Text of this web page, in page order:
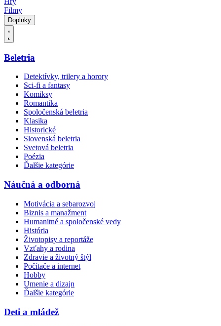
Filmy
Doplnky
Beletria
Detektívky, trilery a horory
Sci-fi a fantasy
Komiksy
Romantika
Spoločenská beletria
Klasika
Historické
Slovenská beletria
Svetová beletria
Poézia
Ďalšie kategórie
Náučná a odborná
Motivácia a sebarozvoj
Biznis a manažment
Humanitné a spoločenské vedy
História
Životopisy a reportáže
Vzťahy a rodina
Zdravie a životný štýl
Počítače a internet
Hobby
Umenie a dizajn
Ďalšie kategórie
Deti a mládež